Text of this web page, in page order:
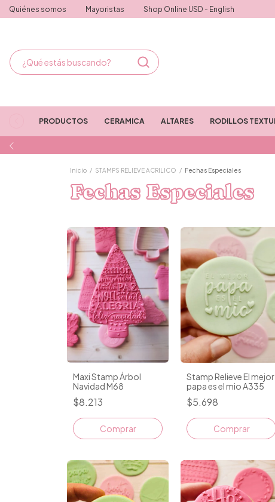
Quiénes somos Mayoristas Shop Online USD - English
PRODUCTOS CERAMICA ALTARES RODILLOS
Inicio / STAMPS RELIEVE ACRILICO / Fechas Especiales
Fechas Especiales
Maxi Stamp Árbol
Navidad M68
$8.213
Comprar
Stamp Relieve El mejor
papa es el mio A335
$5.698